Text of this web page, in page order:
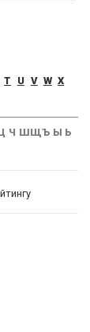
T U V W X
Ч ШЩЪ Ы Ь